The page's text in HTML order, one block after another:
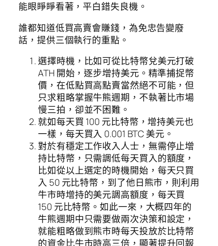
能眼睜睜看著，平白錯失良機。
誰都知道低買高賣會賺錢，為免忠告變廢
話，提供三個執行的重點。
選擇時機，比如可從比特幣兌美元打破
ATH 開始，逐步增持美元。精準捕捉幣
價，在低點買高點賣當然絕不可能，但
只求粗略掌握牛熊週期，不執著比市場
慢三拍，卻並不困難。
就如每天買 100 元比特幣，增持美元也
一樣，每天買入 0.001 BTC 美元。
對於有穩定工作收入人士，無需停止增
持比特幣，只需調低每天買入的額度，
比如從以上選定的時機開始，每天只買
入 50 元比特幣，到了他日熊市，則利用
牛市時增持的美元調高額度，每天買
150 元比特幣。如此一來，大概四年的
牛熊週期中只需要做兩次決策和設定，
就能粗略做到熊市時每天投放於比特幣
的資金比牛市時高三倍，顯著提升回報